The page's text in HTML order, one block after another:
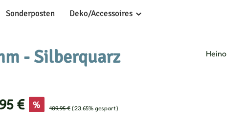
Sonderposten Deko/Accessoires
- Silberquarz Heino
€ % Regulärer Preis:
109,95 € (23.65% gespart)